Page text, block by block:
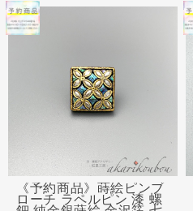
《予約商品》蒔絵ピンブ
ローチ ラペルピン 漆 螺